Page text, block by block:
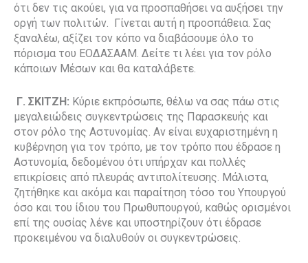
ότι δεν τις ακούει, για να προσπαθήσει να αυξήσει την
οργή των πολιτών. Γίνεται αυτή η προσπάθεια. Σας
ξαναλέω, αξίζει τον κόπο να διαβάσουμε όλο το
πόρισμα του ΕΟΔΑΣΑΑΜ. Δείτε τι λέει για τον ρόλο
κάποιων Μέσων και θα καταλάβετε.
Γ. ΣΚΙΤΖΗ: Κύριε εκπρόσωπε, θέλω να σας πάω στις
μεγαλειώδεις συγκεντρώσεις της Παρασκευής και
στον ρόλο της Αστυνομίας. Αν είναι ευχαριστημένη η
κυβέρνηση για τον τρόπο, με τον τρόπο που έδρασε η
Αστυνομία, δεδομένου ότι υπήρχαν και πολλές
επικρίσεις από πλευράς αντιπολίτευσης. Μάλιστα,
ζητήθηκε και ακόμα και παραίτηση τόσο του Υπουργού
όσο και του ίδιου του Πρωθυπουργού, καθώς ορισμένοι
επί της ουσίας λένε και υποστηρίζουν ότι έδρασε
προκειμένου να διαλυθούν οι συγκεντρώσεις.